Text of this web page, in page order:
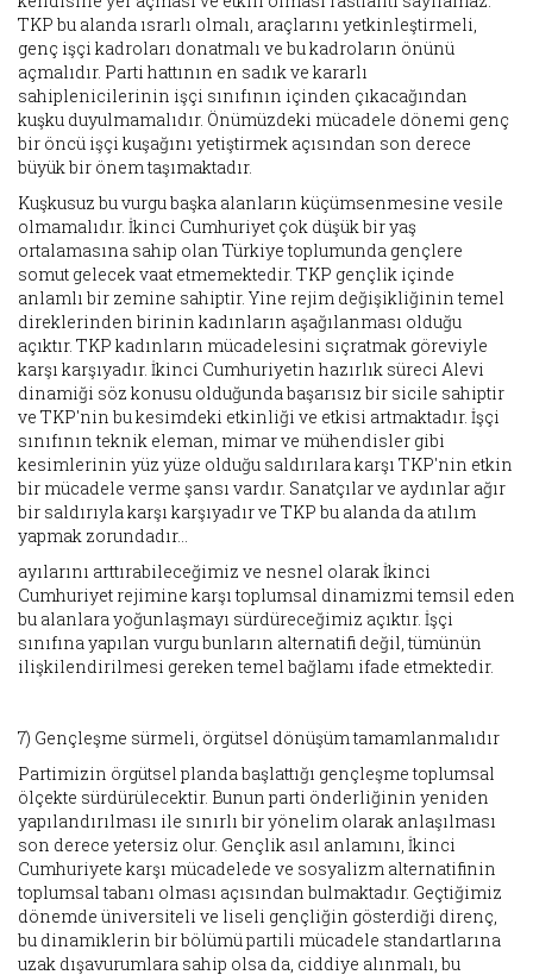
TKP bu alanda ısrarlı olmalı, araçlarını yetkinleştirmeli,
genç işçi kadroları donatmalı ve bu kadroların önünü
açmalıdır. Parti hattının en sadık ve kararlı
sahiplenicilerinin işçi sınıfının içinden çıkacağından
kuşku duyulmamalıdır. Önümüzdeki mücadele dönemi genç
bir öncü işçi kuşağını yetiştirmek açısından son derece
büyük bir önem taşımaktadır.
Kuşkusuz bu vurgu başka alanların küçümsenmesine vesile
olmamalıdır. İkinci Cumhuriyet çok düşük bir yaş
ortalamasına sahip olan Türkiye toplumunda gençlere
somut gelecek vaat etmemektedir. TKP gençlik içinde
anlamlı bir zemine sahiptir. Yine rejim değişikliğinin temel
direklerinden birinin kadınların aşağılanması olduğu
açıktır. TKP kadınların mücadelesini sıçratmak göreviyle
karşı karşıyadır. İkinci Cumhuriyetin hazırlık süreci Alevi
dinamiği söz konusu olduğunda başarısız bir sicile sahiptir
ve TKP'nin bu kesimdeki etkinliği ve etkisi artmaktadır. İşçi
sınıfının teknik eleman, mimar ve mühendisler gibi
kesimlerinin yüz yüze olduğu saldırılara karşı TKP'nin etkin
bir mücadele verme şansı vardır. Sanatçılar ve aydınlar ağır
bir saldırıyla karşı karşıyadır ve TKP bu alanda da atılım
yapmak zorundadır...
ayılarını arttırabileceğimiz ve nesnel olarak İkinci
Cumhuriyet rejimine karşı toplumsal dinamizmi temsil eden
bu alanlara yoğunlaşmayı sürdüreceğimiz açıktır. İşçi
sınıfına yapılan vurgu bunların alternatifi değil, tümünün
ilişkilendirilmesi gereken temel bağlamı ifade etmektedir.
7) Gençleşme sürmeli, örgütsel dönüşüm tamamlanmalıdır
Partimizin örgütsel planda başlattığı gençleşme toplumsal
ölçekte sürdürülecektir. Bunun parti önderliğinin yeniden
yapılandırılması ile sınırlı bir yönelim olarak anlaşılması
son derece yetersiz olur. Gençlik asıl anlamını, İkinci
Cumhuriyete karşı mücadelede ve sosyalizm alternatifinin
toplumsal tabanı olması açısından bulmaktadır. Geçtiğimiz
dönemde üniversiteli ve liseli gençliğin gösterdiği direnç,
bu dinamiklerin bir bölümü partili mücadele standartlarına
uzak dışavurumlara sahip olsa da, ciddiye alınmalı, bu